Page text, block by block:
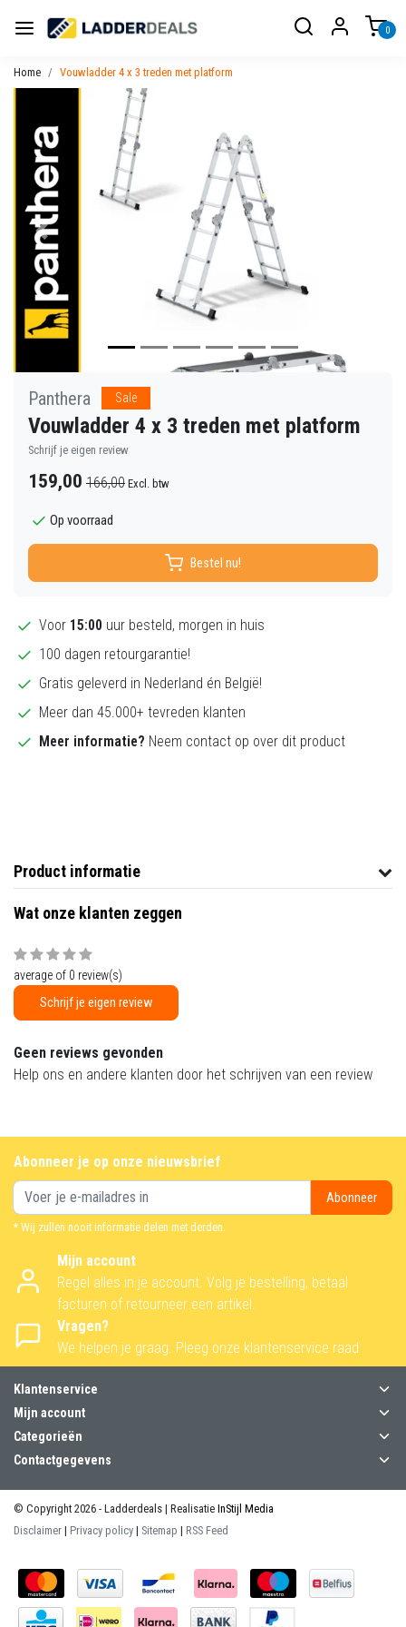
0
Home Vouwladder 4 x 3 treden met platform
Vorige
Panthera Sale
Vouwladder 4 x 3 treden met platform
Schrijf je eigen review
159,00 166,00 Excl. btw
Op voorraad
Bestel nu!
Voor 15:00 uur besteld, morgen in huis
100 dagen retourgarantie!
Gratis geleverd in Nederland én België!
Meer dan 45.000+ tevreden klanten
Meer informatie? Neem contact op over dit product
Product informatie
Wat onze klanten zeggen
average of 0 review(s)
Schrijf je eigen review
Geen reviews gevonden
Help ons en andere klanten door het schrijven van een review
Abonneer je op onze nieuwsbrief
Abonneer
* Wij zullen nooit informatie delen met derden.
Mijn account
Regel alles in je account. Volg je bestelling, betaal
facturen of retourneer een artikel.
Vragen?
We helpen je graag. Pleeg onze klantenservice raad
Klantenservice
Mijn account
Categorieën
Contactgegevens
© Copyright 2026 - Ladderdeals | Realisatie InStijl Media
Disclaimer | Privacy policy | Sitemap | RSS Feed